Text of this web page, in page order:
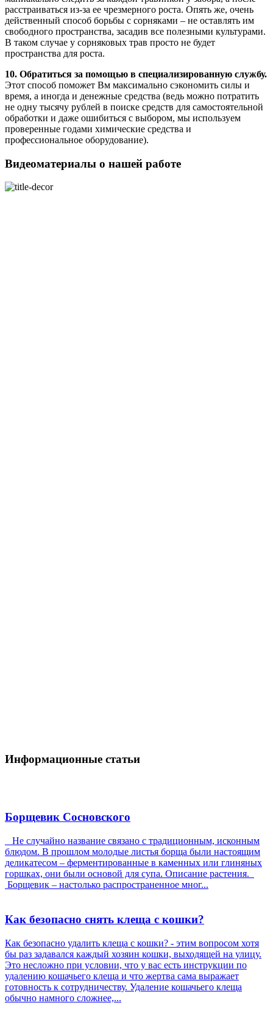
расстраиваться из-за ее чрезмерного роста. Опять же, очень
действенный способ борьбы с сорняками – не оставлять им
свободного пространства, засадив все полезными культурами.
В таком случае у сорняковых трав просто не будет
пространства для роста.
10. Обратиться за помощью в специализированную службу.
Этот способ поможет Вм максимально сэкономить силы и
время, а иногда и денежные средства (ведь можно потратить
не одну тысячу рублей в поиске средств для самостоятельной
обработки и даже ошибиться с выбором, мы используем
проверенные годами химические средства и
профессиональное оборудование).
Видеоматериалы о нашей работе
Информационные статьи
Борщевик Сосновского
Не случайно название связано с традиционным, исконным
блюдом. В прошлом молодые листья борща были настоящим
деликатесом – ферментированные в каменных или глиняных
горшках, они были основой для супа. Описание растения.
Борщевик – настолько распространенное мног...
Как безопасно снять клеща с кошки?
Как безопасно удалить клеща с кошки? - этим вопросом хотя
бы раз задавался каждый хозяин кошки, выходящей на улицу.
Это несложно при условии, что у вас есть инструкции по
удалению кошачьего клеща и что жертва сама выражает
готовность к сотрудничеству. Удаление кошачьего клеща
обычно намного сложнее,...